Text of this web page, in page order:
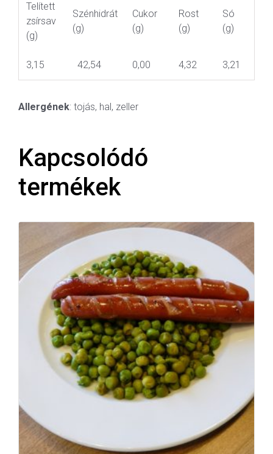
Telített
zsírsav
(g)
Szénhidrát
(g)
Cukor
(g)
Rost
(g)
Só
(g)
3,15 42,54 0,00 4,32 3,21
Allergének: tojás, hal, zeller
Kapcsolódó
termékek